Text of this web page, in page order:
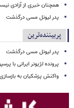
همچنان خبری از آزادی
پدر لیونل مسی درگذشت
پربیننده‌ترین
پدر لیونل مسی درگذشت
پرونده لژیونر ایرانی با
واکنش پزشکیان به